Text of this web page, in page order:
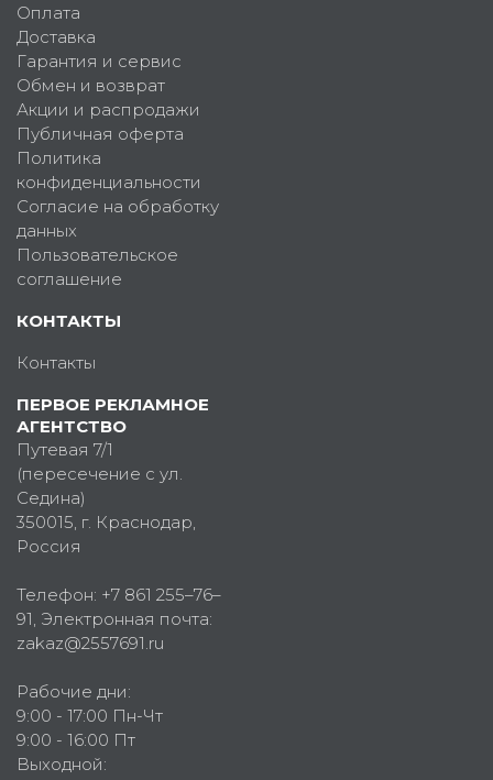
Оплата
Доставка
Гарантия и сервис
Обмен и возврат
Акции и распродажи
Публичная оферта
Политика
конфиденциальности
Согласие на обработку
данных
Пользовательское
соглашение
КОНТАКТЫ
Контакты
ПЕРВОЕ РЕКЛАМНОЕ
АГЕНТСТВО
Путевая 7/1
(пересечение с ул.
Седина)
350015 , г. Краснодар,
Россия
Телефон: +7 861 255–76–
91 , Электронная почта:
zakaz@2557691.ru
Рабочие дни:
9:00 - 17:00 Пн-Чт
9:00 - 16:00 Пт
Выходной: